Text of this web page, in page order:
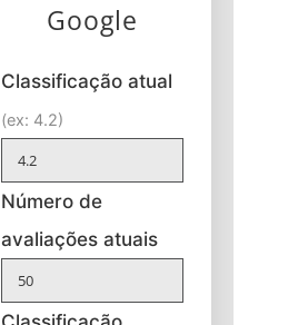
Google
Classificação atual
(ex: 4.2)
Número de
avaliações atuais